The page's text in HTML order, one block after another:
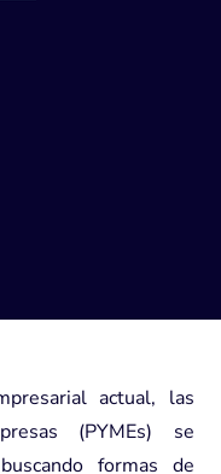
actual, las
(PYMEs) se
formas de